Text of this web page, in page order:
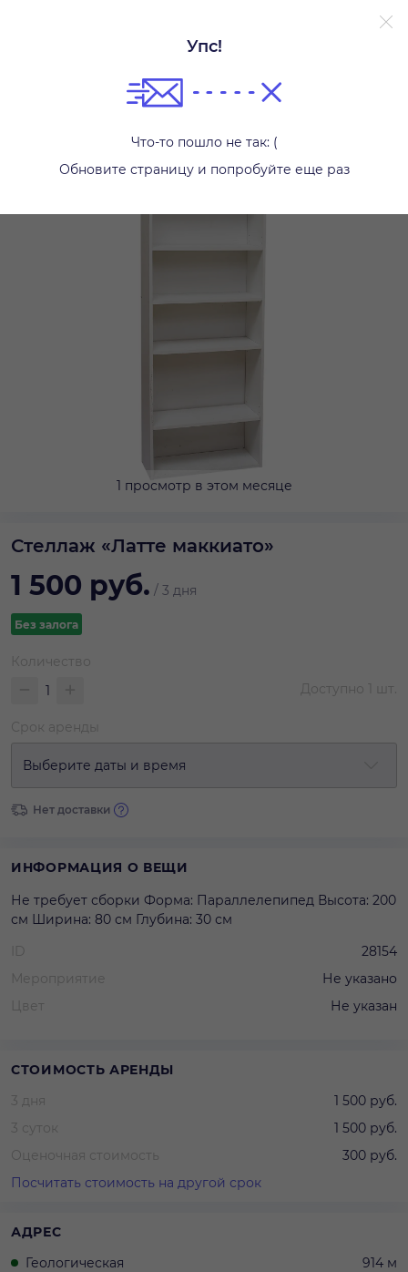
Упс!
Что-то пошло не так: (
Обновите страницу и попробуйте еще раз
1 просмотр в этом месяце
Стеллаж «Латте маккиато»
1 500 руб. / 3 дня
Без залога
Количество
Доступно 1 шт.
Срок аренды
Выберите даты и время
Нет доставки
ИНФОРМАЦИЯ О ВЕЩИ
Не требует сборки Форма: Параллелепипед Высота: 200
см Ширина: 80 см Глубина: 30 см
ID
28154
Мероприятие
Не указано
Цвет
Не указан
СТОИМОСТЬ АРЕНДЫ
3 дня
1 500 руб.
3 суток
1 500 руб.
Оценочная стоимость
300 руб.
Посчитать стоимость на другой срок
АДРЕС
Геологическая
914 м